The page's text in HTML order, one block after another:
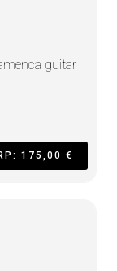
guitar
175,00 €